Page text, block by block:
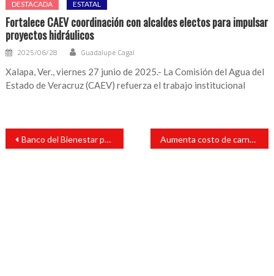
DESTACADA ESTATAL
Fortalece CAEV coordinación con alcaldes electos para impulsar
proyectos hidráulicos
2025/06/28 Guadalupe Cagal
Xalapa, Ver., viernes 27 junio de 2025.- La Comisión del Agua del
Estado de Veracruz (CAEV) refuerza el trabajo institucional
Navegación
entradas
Banco del Bienestar puede otorgar créditos desde 20 y hasta 50 mil pesos Aumenta costo de carne de res en San Andrés Tuxtla